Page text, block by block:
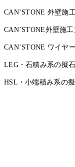
CAN’STONE 外壁施
CAN’STONE外壁施
CAN’STONE ワイヤ
LEG・石積み系の擬
HSL・小端積み系の